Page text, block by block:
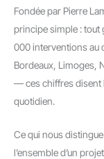
Fondée par Pierre
principe simple : tout
000 interventions au
Bordeaux, Limoges,
— ces chiffres disent
quotidien.
Ce qui nous
l’ensemble d’un